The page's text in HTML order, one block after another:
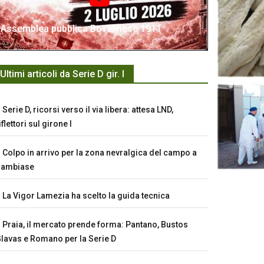
Assemblea pubblica Bovalinese 1911
Ultimi articoli da Serie D gir. I
Serie D, ricorsi verso il via libera: attesa LND,
sul girone I
Colpo in arrivo per la zona nevralgica del campo a
La Vigor Lamezia ha scelto la guida tecnica
Praia, il mercato prende forma: Pantano, Bustos
e Romano per la Serie D